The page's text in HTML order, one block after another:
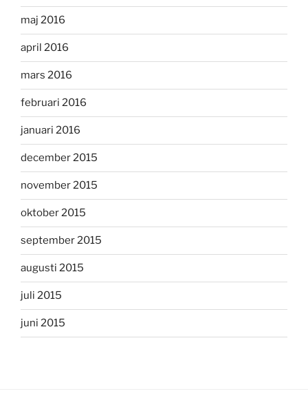
maj 2016
april 2016
mars 2016
februari 2016
januari 2016
december 2015
november 2015
oktober 2015
september 2015
augusti 2015
juli 2015
juni 2015